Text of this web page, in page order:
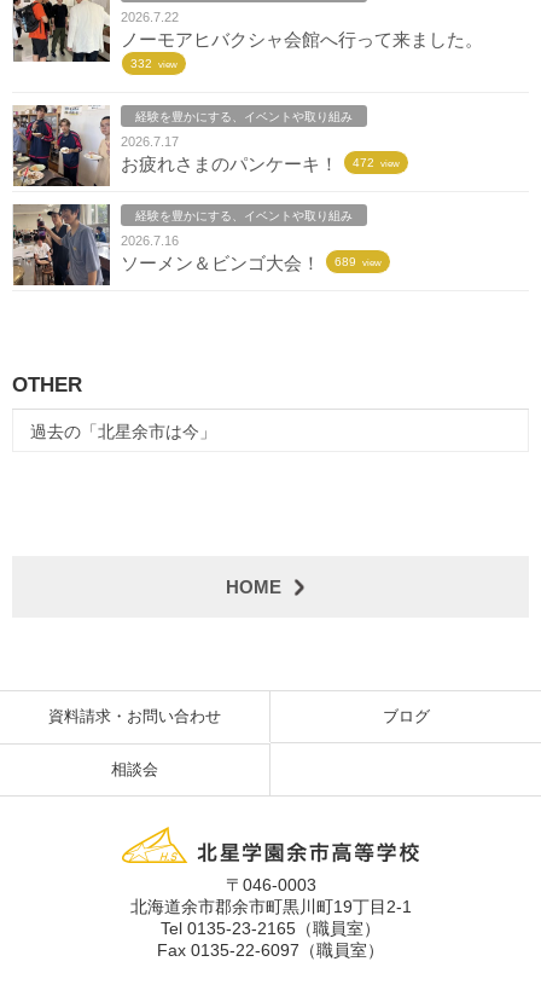
2026.7.22
ノーモアヒバクシャ会館へ行って来ました。
332 view
経験を豊かにする、イベントや取り組み
2026.7.17
お疲れさまのパンケーキ！ 472 view
経験を豊かにする、イベントや取り組み
2026.7.16
ソーメン＆ビンゴ大会！ 689 view
OTHER
過去の「北星余市は今」
HOME
資料請求・お問い合わせ ブログ
相談会
〒046-0003
北海道余市郡余市町黒川町19丁目2-1
Tel 0135-23-2165（職員室）
Fax 0135-22-6097（職員室）